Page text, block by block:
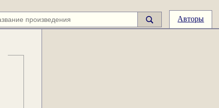
Авторы